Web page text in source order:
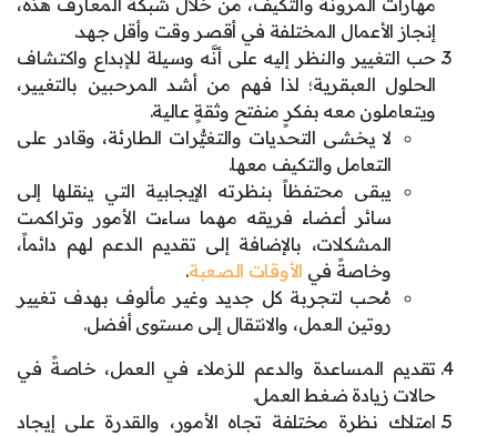
مهارات المرونة والتكيف، من خلال شبكة المعارف هذه،
إنجاز الأعمال المختلفة في أقصر وقت وأقل جهد.
حب التغيير والنظر إليه على أنَّه وسيلة للإبداع واكتشاف
الحلول العبقرية؛ لذا فهم من أشد المرحبين بالتغيير،
ويتعاملون معه بفكرٍ منفتح وثقةٍ عالية.
لا يخشى التحديات والتغيُّرات الطارئة، وقادر على
التعامل والتكيف معها.
يبقى محتفظاً بنظرته الإيجابية التي ينقلها إلى
سائر أعضاء فريقه مهما ساءت الأمور وتراكمت
المشكلات، بالإضافة إلى تقديم الدعم لهم دائماً،
وخاصةً في الأوقات الصعبة.
مُحب لتجربة كل جديد وغير مألوف بهدف تغيير
روتين العمل، والانتقال إلى مستوى أفضل.
تقديم المساعدة والدعم للزملاء في العمل، خاصةً في
حالات زيادة ضغط العمل.
امتلاك نظرة مختلفة تجاه الأمور، والقدرة على إيجاد